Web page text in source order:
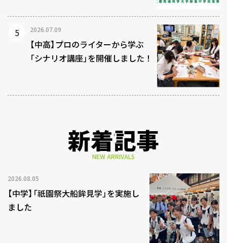
2026.07.09
【中高】プロのライターから学ぶ
「シナリオ講座」を開催しました！
新着記事
NEW ARRIVALS
2026.08.05
【中学】「祇園祭大船鉾見学」を実施し
ました